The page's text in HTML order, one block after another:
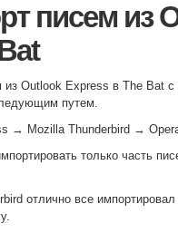
писем из
из Outlook Express в The Bat с
путем.
→ Mozilla Thunderbird →
только часть
отлично все